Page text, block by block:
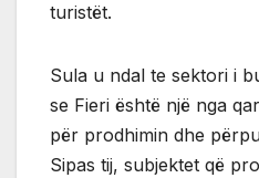
turistët.
Sula u ndal te sektori i
se Fieri është një nga
për prodhimin dhe
Sipas tij, subjektet që